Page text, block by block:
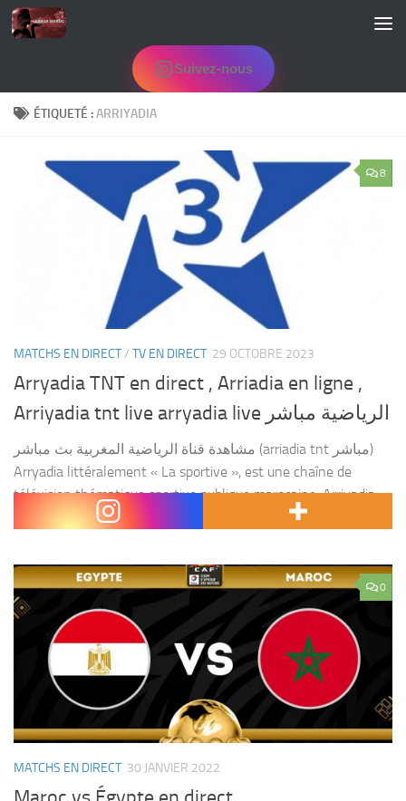
Skip to content
Suivez-nous
ÉTIQUETÉ :ARRIYADIA
8
MATCHS EN DIRECT/ TV EN DIRECT 29 OCTOBRE 2023
Arryadia TNT en direct , Arriadia en ligne ,
Arriyadia tnt live arryadia live الرياضية مباشر
مشاهدة قناة الرياضية المغربية بث مباشر (arriadia tnt مباشر)
Arryadia littéralement « La sportive », est une chaîne de
télévision thématique sportive publique marocaine. Arriyadia
fut lancée en 2006 à Casablanca , par Fayçal Laraichi ,...
0
MATCHS EN DIRECT 30 JANVIER 2022